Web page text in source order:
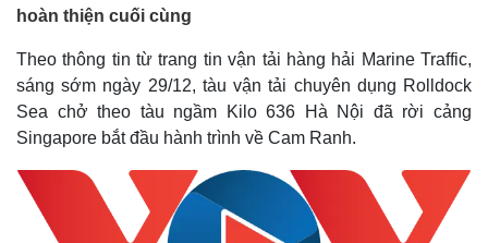
hoàn thiện cuối cùng
Theo thông tin từ trang tin vận tải hàng hải Marine Traffic,
sáng sớm ngày 29/12, tàu vận tải chuyên dụng Rolldock
Sea chở theo tàu ngầm Kilo 636 Hà Nội đã rời cảng
Singapore bắt đầu hành trình về Cam Ranh.